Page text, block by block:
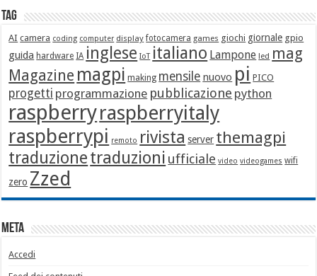
Tag
AI camera coding computer display fotocamera games giochi giornale gpio
guida hardware IA inglese IoT italiano Lampone led mag
Magazine magpi making mensile nuovo pi PICO
progetti programmazione pubblicazione python
raspberryraspberryitaly
raspberrypi remoto rivista server themagpi
traduzionetraduzioni ufficiale video videogames wifi
zero Zzed
Meta
Accedi